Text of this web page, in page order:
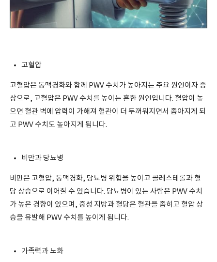
고혈압
고혈압은 동맥경화와 함께 PWV 수치가 높아지는 주요 원인이자 증
상으로, 고혈압은 PWV 수치를 높이는 흔한 원인입니다. 혈압이 높
으면 혈관 벽에 압력이 가해져 혈관이 더 두꺼워지면서 좁아지게 되
고 PWV 수치도 높아지게 됩니다.
비만과 당뇨병
비만은 고혈압, 동맥경화, 당뇨병 위험을 높이고 콜레스테롤과 혈
당 상승으로 이어질 수 있습니다. 당뇨병이 있는 사람은 PWV 수치
가 높은 경향이 있으며, 중성 지방과 혈당은 혈관을 좁히고 혈압 상
승을 유발해 PWV 수치를 높이게 됩니다.
가족력과 노화